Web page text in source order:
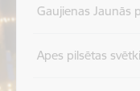
Gaujienas Jaunās
Apes pilsētas